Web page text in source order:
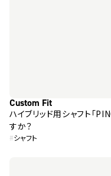
Custom Fit
ハイブリッド用シャフト「
すか？
#シャフト